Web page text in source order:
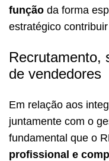
função da forma
estratégico
Recrutamento,
de vendedores
Em relação aos
juntamente com o
fundamental que o
profissional e